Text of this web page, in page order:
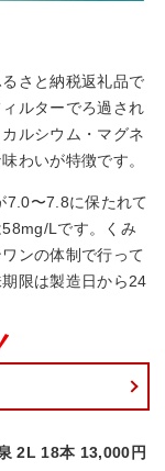
さと納税返礼品で
ルターでろ過され
ルシウム・マグネ
わいが特徴です。
7.0〜7.8に保たれて
Lです。くみ
ンの体制で行って
限は製造日から24
2L 18本 13,000円